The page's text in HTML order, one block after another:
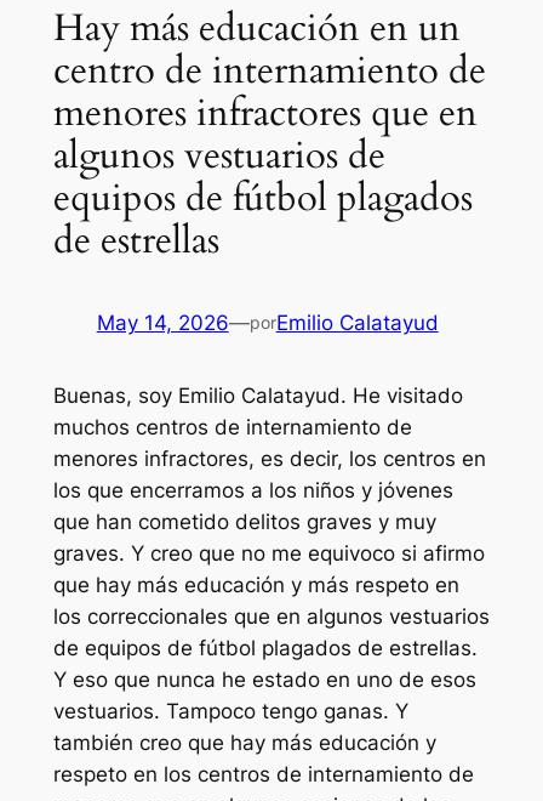
Hay más educación en un
centro de internamiento de
menores infractores que en
algunos vestuarios de
equipos de fútbol plagados
de estrellas
May 14, 2026—porEmilio Calatayud
Buenas, soy Emilio Calatayud. He visitado
muchos centros de internamiento de
menores infractores, es decir, los centros en
los que encerramos a los niños y jóvenes
que han cometido delitos graves y muy
graves. Y creo que no me equivoco si afirmo
que hay más educación y más respeto en
los correccionales que en algunos vestuarios
de equipos de fútbol plagados de estrellas.
Y eso que nunca he estado en uno de esos
vestuarios. Tampoco tengo ganas. Y
también creo que hay más educación y
respeto en los centros de internamiento de